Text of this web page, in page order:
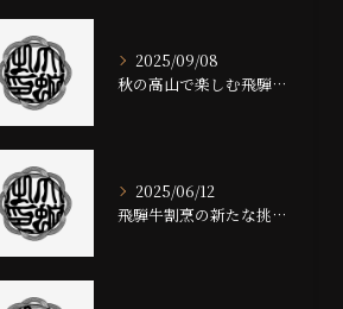
2025/09/08
秋の高山で楽しむ飛騨牛の魅力
2025/06/12
飛騨牛割烹の新たな挑戦と魅力